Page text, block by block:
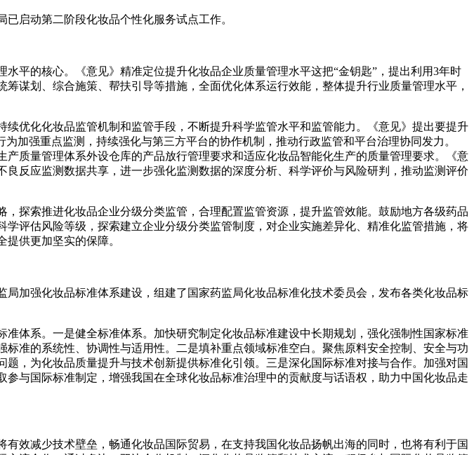
启动第二阶段化妆品个性化服务试点工作。
平的核心。《意见》精准定位提升化妆品企业质量管理水平这把“金钥匙”，提出利用3年时
谋划、综合施策、帮扶引导等措施，全面优化体系运行效能，整体提升行业质量管理水平，
优化化妆品监管机制和监管手段，不断提升科学监管水平和监管能力。《意见》提出要提升
加强重点监测，持续强化与第三方平台的协作机制，推动行政监管和平台治理协同发力。
质量管理体系外设仓库的产品放行管理要求和适应化妆品智能化生产的质量管理要求。《意
反应监测数据共享，进一步强化监测数据的深度分析、科学评价与风险研判，推动监测评价
探索推进化妆品企业分级分类监管，合理配置监管资源，提升监管效能。鼓励地方各级药品
评估风险等级，探索建立企业分级分类监管制度，对企业实施差异化、精准化监管措施，将
供更加坚实的保障。
加强化妆品标准体系建设，组建了国家药监局化妆品标准化技术委员会，发布各类化妆品标
体系。一是健全标准体系。加快研究制定化妆品标准建设中长期规划，强化强制性国家标准
准的系统性、协调性与适用性。二是填补重点领域标准空白。聚焦原料安全控制、安全与功
，为化妆品质量提升与技术创新提供标准化引领。三是深化国际标准对接与合作。加强对国
与国际标准制定，增强我国在全球化妆品标准治理中的贡献度与话语权，助力中国化妆品走
效减少技术壁垒，畅通化妆品国际贸易，在支持我国化妆品扬帆出海的同时，也将有利于国